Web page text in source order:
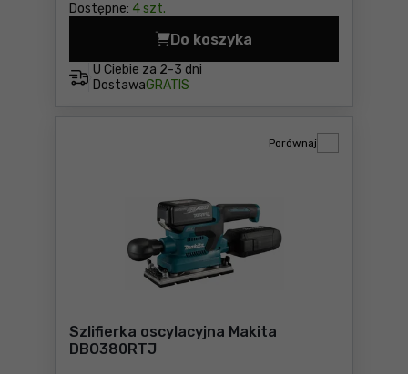
Dostępne: 4 szt.
U Ciebie za 2-3 dni
DostawaGRATIS
Do koszyka
Akumulatorowa szlifierka
Szlifierka oscylacyjna Makita
DBO380RTJ
Porównaj